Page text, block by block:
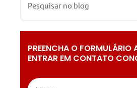
PREENCHA O FORMULÁRIO
ENTRAR EM CONTATO